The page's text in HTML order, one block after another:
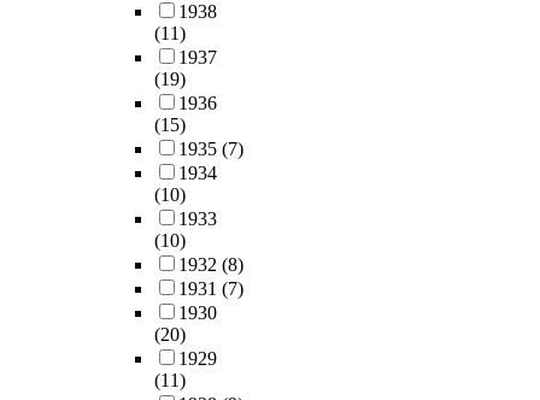
1938
(11)
1937
(19)
1936
(15)
1935 (7)
1934
(10)
1933
(10)
1932 (8)
1931 (7)
1930
(20)
1929
(11)